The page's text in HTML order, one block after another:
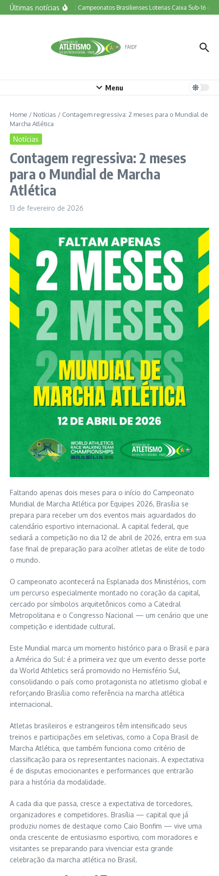
Ir para o conteúdo
Últimas notíciasVem aí: Campeonatos Brasilienses Loterias Caixa Sub-16 e
FAtDF
Menu
Home / Notícias / Contagem regressiva: 2 meses para o Mundial de
Marcha Atlética
Notícias
Contagem regressiva: 2 meses
para o Mundial de Marcha
Atlética
13 de fevereiro de 2026
Faltando apenas dois meses para o início do Campeonato
Mundial de Marcha Atlética por Equipes 2026, Brasília se
prepara para receber um dos eventos mais aguardados do
calendário esportivo internacional. A capital federal, que
sediará a competição no dia 12 de abril de 2026, entra em sua
fase final de preparação para acolher atletas de elite de todo
o mundo.
O campeonato acontecerá na Esplanada dos Ministérios, com
um percurso especialmente montado no coração da capital,
cercado por símbolos arquitetônicos como a Catedral
Metropolitana e o Congresso Nacional — um cenário que une
competição e identidade cultural.
Este Mundial marca um momento histórico para o Brasil e para
a América do Sul: é a primeira vez que um evento desse porte
da World Athletics será promovido no Hemisfério Sul,
consolidando o país como protagonista no atletismo global e
reforçando Brasília como referência na marcha atlética
internacional.
Atletas brasileiros e estrangeiros têm intensificado seus
treinos e participações em seletivas, como a Copa Brasil de
Marcha Atlética, que também funciona como critério de
classificação para os representantes nacionais. A expectativa
é de disputas emocionantes e performances que entrarão
para a história da modalidade.
A cada dia que passa, cresce a expectativa de torcedores,
organizadores e competidores. Brasília — capital que já
produziu nomes de destaque como Caio Bonfim — vive uma
onda crescente de entusiasmo esportivo, com moradores e
visitantes se preparando para vivenciar esta grande
celebração da marcha atlética no Brasil.